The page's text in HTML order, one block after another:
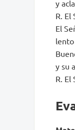
y
R. El
El
lento
y su
R. El